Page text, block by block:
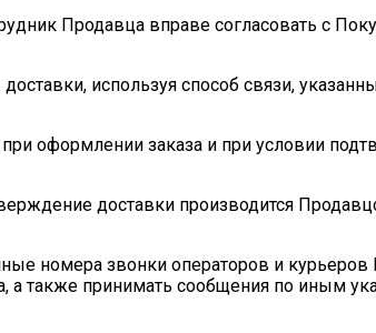
Продавца вправе согласовать с
используя способ связи,
оформлении заказа и при условии
доставки производится
номера звонки операторов и
а также принимать сообщения по иным